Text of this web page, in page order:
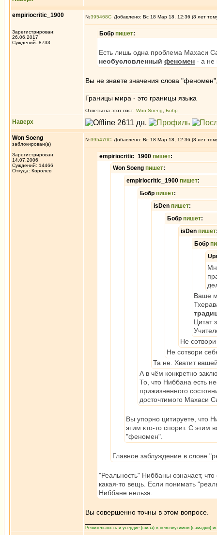
empiriocritic_1900
Зарегистрирован:
26.06.2017
Суждений: 8733
№395468 Добавлено: Вс 18 Мар 18, 12:36 (8 лет
Бобр пишет:
Есть лишь одна проблема Махаси
необусловленный феномен - а не
Вы не знаете значения слова
Границы мира - это границы языка
Ответы на этот пост: Won Soeng Бобр
Наверх
Won Soeng
заблокирован(а)
Зарегистрирован:
14.07.2006
Суждений: 14466
Откуда: Королев
№395470 Добавлено: Вс 18 Мар 18, 12:36 (8 лет
empiriocritic_1900 пишет:
Won Soeng пишет:
empiriocritic_1900 пишет:
Бобр пишет:
isDen пишет:
Бобр пишет:
isDen пишет
Бобр
Ваше
Цитат
Не
Не сотвори
Та не. Хватит
А в чём конкретно
То, что Ниббана есть
прижизненного
досточтимого Махаси
Вы упорно цитируете, что
этим кто-то спорит. С этим
"феномен".
Главное заблуждение в слове
"Реальность" Ниббаны означает,
какая-то вещь. Если понимать
Ниббане нельзя.
Вы совершенно точны в этом вопросе.
Решительность и усердие (шила) в невозмутимом (самадхи)